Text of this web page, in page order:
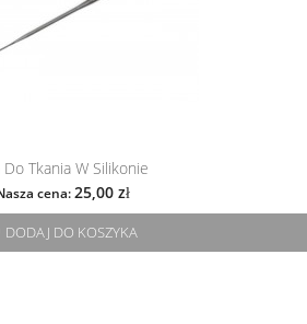
Do Tkania W Silikonie
cena: 25,00 zł
DODAJ DO KOSZYKA